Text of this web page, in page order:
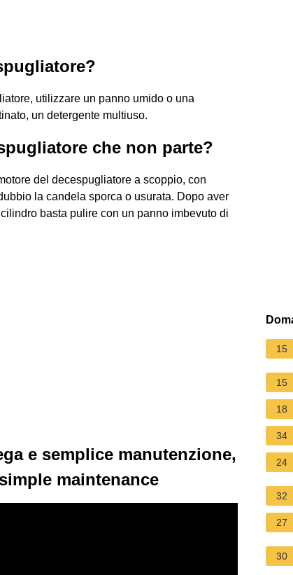
utilizzare un panno umido o una
un detergente multiuso.
che non parte?
del decespugliatore a scoppio, con
la candela sporca o usurata. Dopo aver
basta pulire con un panno imbevuto di
e semplice manutenzione,
maintenance
15
15
18
34
24
32
27
30